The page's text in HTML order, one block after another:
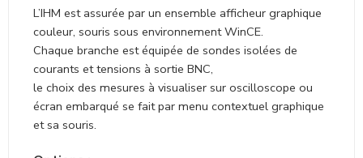
L’IHM est assurée par un ensemble afficheur graphique
couleur, souris sous environnement WinCE.
Chaque branche est équipée de sondes isolées de
courants et tensions à sortie BNC,
le choix des mesures à visualiser sur oscilloscope ou
écran embarqué se fait par menu contextuel graphique
et sa souris.